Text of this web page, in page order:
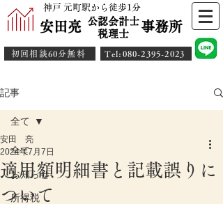
神戸 元町駅から徒歩1分
安田亮 事務所
公認会計士
​税理士
初回相談60分無料 ​Tel:080-2395-2023
記事
全て
お知らせ
所得税
全て
適用額明細書と記載誤りに
ついて
安田 亮
2024年7月7日